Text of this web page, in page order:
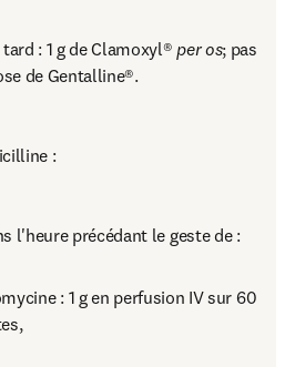
: 1 g de Clamoxyl® per os; pas
de Gentalline®.
:
l'heure précédant le geste de :
: 1 g en perfusion IV sur 60